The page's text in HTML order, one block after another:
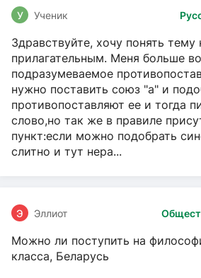
У Ученик
Здравствуйте, хочу понять тему
прилагательным. Меня больше
подразумеваемое
нужно поставить союз "а" и
противопоставляют ее и тогда
слово,но так же в правиле
пункт:если можно подобрать
слитно и тут нера...
Э Эллиот
Можно ли поступить на
класса, Беларусь